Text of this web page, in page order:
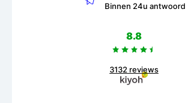
Binnen 24u antwoord
8.8
3132 reviews